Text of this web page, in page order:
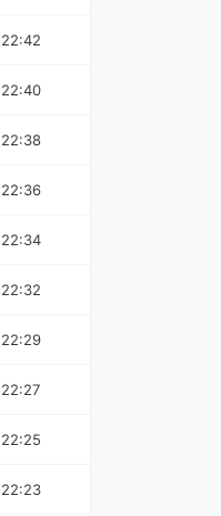
22:42
22:40
22:38
22:36
22:34
22:32
22:29
22:27
22:25
22:23